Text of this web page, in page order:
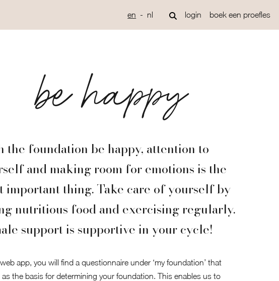
en nl login boek een proefles
be happy
the foundation be happy, attention to
and making room for emotions is the
important thing. Take care of yourself by
nutritious food and exercising regularly.
support is supportive in your cycle!
app, you will find a questionnaire under ‘my foundation’ that
as the basis for determining your foundation. This enables us to